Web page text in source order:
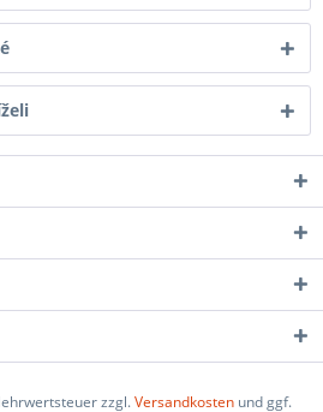
zzgl.Versandkosten und ggf.